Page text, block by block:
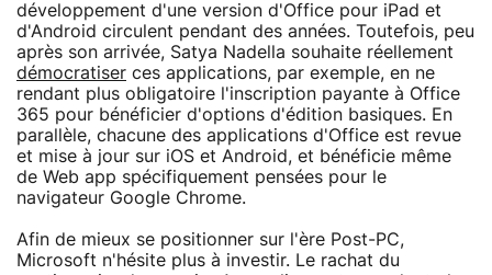
développement d'une version d'Office pour iPad et
d'Android circulent pendant des années. Toutefois, peu
après son arrivée, Satya Nadella souhaite réellement
démocratiser ces applications, par exemple, en ne
rendant plus obligatoire l'inscription payante à Office
365 pour bénéficier d'options d'édition basiques. En
parallèle, chacune des applications d'Office est revue
et mise à jour sur iOS et Android, et bénéficie même
de Web app spécifiquement pensées pour le
navigateur Google Chrome.
Afin de mieux se positionner sur l'ère Post-PC,
Microsoft n'hésite plus à investir. Le rachat du